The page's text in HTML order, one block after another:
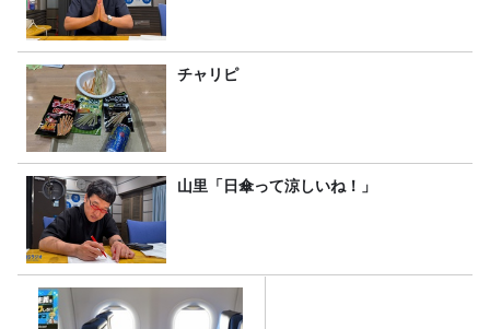
チャリピ
山里「日傘って涼しいね！」